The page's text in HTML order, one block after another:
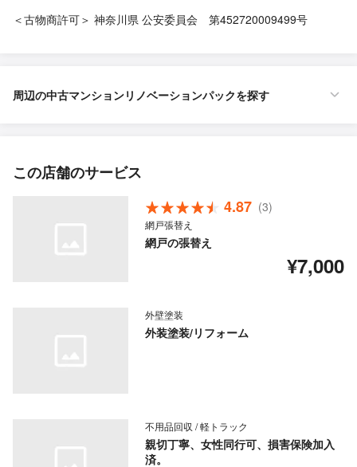
＜古物商許可＞ 神奈川県 公安委員会 第452720009499号
周辺の中古マンションリノベーションパックを探す
この店舗のサービス
4.87 (3)
網戸張替え
網戸の張替え
¥7,000
外壁塗装
外装塗装/リフォーム
不用品回収 / 軽トラック
親切丁寧、女性同行可、損害保険加入
済。